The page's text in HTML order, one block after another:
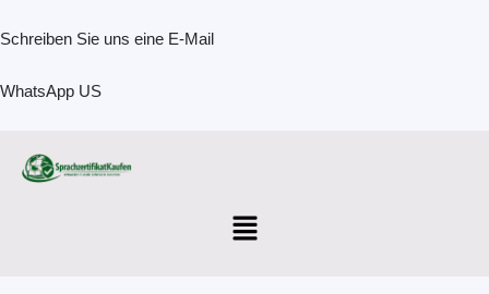
to
Schreiben Sie uns eine E-Mail
WhatsApp US
Menu
for: